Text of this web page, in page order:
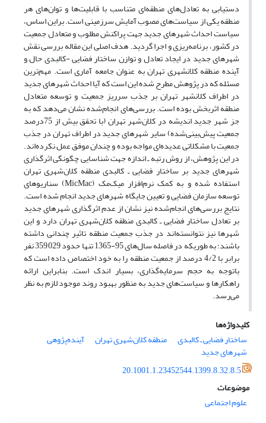
دستیابی به تعادل‌های منطقه‌ای متناسب با قابلیت‌ها و توان‌های هر
منطقه‌ یکی از سیاست‌های مصوب آمایش سرزمینی است. براین اساس،
سیاست احداث شهرهای جدید جهت پراکنش مطلوب و متعادل جمعیت
در کشور، برنامه‌ریزی و اجرا گردید. هدف اصلی این مقاله بررسی نقش
شهرهای جدید در ایجاد تعادل و توازن ساختار فضایی -کالبدی حال و
آینده منطقه کلانشهری تهران به عنوان جامعه آماری است. مهم‌ترین
مسئله که در پژوهش مطرح شده این است که آیا احداث شهرهای جدید
در اطراف کلانشهر تهران بر جذب سرریز جمعیت و توسعه متعادل
منطقه اثربخش بوده است. بررسی‌های انجام‌شده نشان می‌دهد که به
جز شهر جدید اندیشه در کلان‌شهر تهران (با تحقق بیش از 75درصد
جمعیت پیش‌بینی‌شده) سایر شهرهای جدید در اطراف تهران در جذب
جمعیت با مشکلاتی عدیده‌ای مواجه بوده و چندان موفق عمل نکرده‌اند.
در این پژوهش، از روش رتبه ـ ‌اندازه جهت شناسایی چگونگی اثرگذاری
شهرهای جدید بر ساختار فضایی ـ کالبدی منطقه کلان‌شهری تهران
استفاده شده و به کمک نرم‌افزار میک‌مک (MicMac) سناریوهای
توسعه سازمان فضایی و تعیین جایگاه شهرهای جدید انجام شده است.
نتایج بررسی‌های انجام‌شده نیز نشان از عدم اثرگذاری شهرهای جدید
بر تعادل ساختار فضایی ـ کالبدی منطقه کلان‌شهری تهران دارد و این
شهرها نیز نتوانسته‌اند در جذب جمعیت منطقه تاثیر چندانی داشته
باشند؛ به طوریکه در فاصله سال‌های 95-1365 تنها حدود 359,029 نفر
برابر با 4/2 درصد از جمعیت منطقه را به خود اختصاص داده است که
باتوجه به حجم سرمایه‌گذاری، بسیار اندک است. بنابراین ارائه
راهکارها و سیاست‌های جدید به منظور بهبود روند موجود لازم به نظر
می‌رسد.
کلیدواژه‌ها
ساختار فضایی ـ کالبدی
منطقه کلان‌شهری تهران آینده‌پژوهی
شهرهای جدید
20.1001.1.23452544.1399.8.32.8.5
موضوعات
علوم اجتماعی